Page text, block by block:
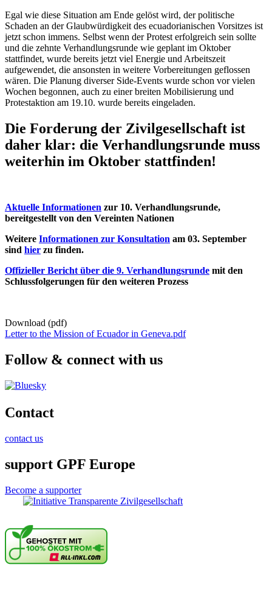
Egal wie diese Situation am Ende gelöst wird, der politische
Schaden an der Glaubwürdigkeit des ecuadorianischen Vorsitzes ist
jetzt schon immens. Selbst wenn der Protest erfolgreich sein sollte
und die zehnte Verhandlungsrunde wie geplant im Oktober
stattfindet, wurde bereits jetzt viel Energie und Arbeitszeit
aufgewendet, die ansonsten in weitere Vorbereitungen geflossen
wären. Die Planung diverser Side-Events wurde schon vor vielen
Wochen begonnen, auch zu einer breiten Mobilisierung und
Protestaktion am 19.10. wurde bereits eingeladen.
Die Forderung der Zivilgesellschaft ist
daher klar: die Verhandlungsrunde muss
weiterhin im Oktober stattfinden!
Aktuelle Informationen zur 10. Verhandlungsrunde,
bereitgestellt von den Vereinten Nationen
Weitere Informationen zur Konsultation am 03. September
sind hier zu finden.
Offizieller Bericht über die 9. Verhandlungsrunde mit den
Schlussfolgerungen für den weiteren Prozess
Download (pdf)
Letter to the Mission of Ecuador in Geneva.pdf
Follow & connect with us
Contact
contact us
support GPF Europe
Become a supporter